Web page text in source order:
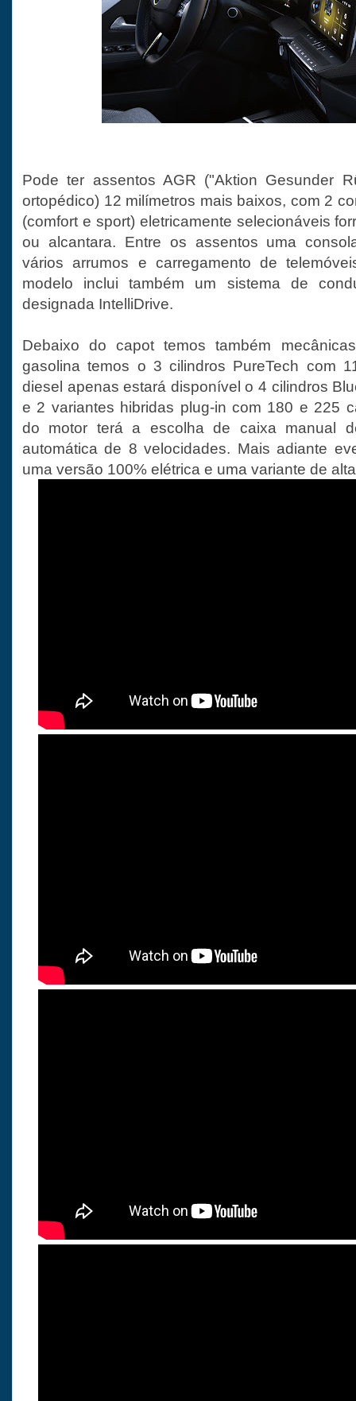
Pode ter assentos AGR ("Aktion Gesunder
ortopédico) 12 milímetros mais baixos, com 2
(comfort e sport) eletricamente selecionáveis
ou alcantara. Entre os assentos uma
vários arrumos e carregamento de
modelo inclui também um sistema de
designada IntelliDrive.
Debaixo do capot temos também
gasolina temos o 3 cilindros PureTech com
diesel apenas estará disponível o 4 cilindros
e 2 variantes hibridas plug-in com 180 e 225
do motor terá a escolha de caixa manual
automática de 8 velocidades. Mais adiante
uma versão 100% elétrica e uma variante de